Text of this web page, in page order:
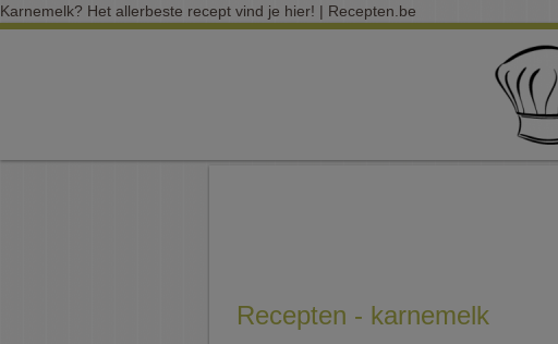
Karnemelk? Het allerbeste recept vind je hier! | Recepten.be
Recepten - karnemelk